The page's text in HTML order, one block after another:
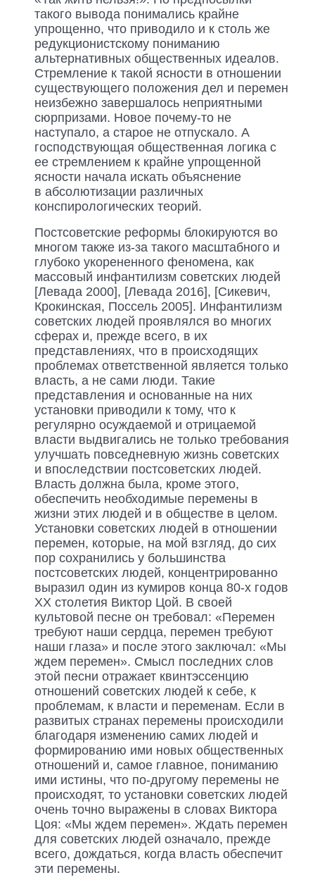
такого вывода понимались крайне
упрощенно, что приводило и к столь же
редукционистскому пониманию
альтернативных общественных идеалов.
Стремление к такой ясности в отношении
существующего положения дел и перемен
неизбежно завершалось неприятными
сюрпризами. Новое почему-то не
наступало, а старое не отпускало. А
господствующая общественная логика с
ее стремлением к крайне упрощенной
ясности начала искать объяснение
в абсолютизации различных
конспирологических теорий.
Постсоветские реформы блокируются во
многом также из-за такого масштабного и
глубоко укорененного феномена, как
массовый инфантилизм советских людей
[Левада 2000], [Левада 2016], [Сикевич,
Крокинская, Поссель 2005]. Инфантилизм
советских людей проявлялся во многих
сферах и, прежде всего, в их
представлениях, что в происходящих
проблемах ответственной является только
власть, а не сами люди. Такие
представления и основанные на них
установки приводили к тому, что к
регулярно осуждаемой и отрицаемой
власти выдвигались не только требования
улучшать повседневную жизнь советских
и впоследствии постсоветских людей.
Власть должна была, кроме этого,
обеспечить необходимые перемены в
жизни этих людей и в обществе в целом.
Установки советских людей в отношении
перемен, которые, на мой взгляд, до сих
пор сохранились у большинства
постсоветских людей, концентрированно
выразил один из кумиров конца 80-х годов
ХХ столетия Виктор Цой. В своей
культовой песне он требовал: «Перемен
требуют наши сердца, перемен требуют
наши глаза» и после этого заключал: «Мы
ждем перемен». Смысл последних слов
этой песни отражает квинтэссенцию
отношений советских людей к себе, к
проблемам, к власти и переменам. Если в
развитых странах перемены происходили
благодаря изменению самих людей и
формированию ими новых общественных
отношений и, самое главное, пониманию
ими истины, что по-другому перемены не
происходят, то установки советских людей
очень точно выражены в словах Виктора
Цоя: «Мы ждем перемен». Ждать перемен
для советских людей означало, прежде
всего, дождаться, когда власть обеспечит
эти перемены.